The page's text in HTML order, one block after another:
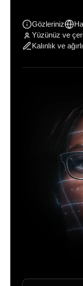
Gözleriniz
Yüzünüz ve
Kalınlık ve